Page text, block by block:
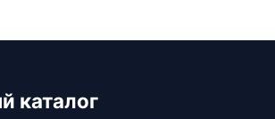
каталог